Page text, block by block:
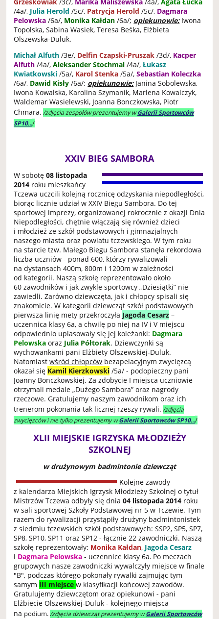
/4a/, Julia Herold /5c/, Patrycja Herold /5c/, Dagmara
Pelowska /6a/, Monika Kałdan /6a/; opiekunowie:Iwona
Topolska, Sabina Wasiek, Teresa Beśka, Elżbieta
Olszewska-Duluk.
Michał Alfuth /3e/, Delfin Czapski-Pruszak /3d/, Kacper
Alfuth /4a/,Aleksander Stochmal /4a/,Łukasz
Kwiatkowski /5a/, Karol Stenka /5a/,Sebastian Koleczka
/6a/, Dawid Kisły /6a/; opiekunowie:Janina Sobolewska,
Iwona Kowalska, Karolina Szymanik, Marlena Kowalczyk,
Waldemar Wasielewski, Joanna Bonczkowska, Piotr
Chmara. /zdjęcia zespołów prezentujemy wGalerii Sportowców
SP10.../
XXIV BIEG SAMBORA
W sobotę08 listopada
2014 roku mieszkańcy
Tczewa uczcili kolejną rocznicę odzyskania niepodległości,
biorąc licznie udział w XXIV Biegu Sambora. Do tej
sportowej imprezy, organizowanej rokrocznie z okazji Dnia
Niepodległości, chętnie włączają się również dzieci
i młodzież ze szkół podstawowych i gimnazjalnych
naszego miasta oraz powiatu tczewskiego. W tym roku
na starcie tzw. Małego Biegu Sambora stanęła rekordowa
liczba uczniów - ponad 600, którzy rywalizowali
na dystansach 400m, 800m i 1200m w zależności
od kategorii. Naszą szkołę reprezentowało około
60 zawodników i jak zwykle sportowcy „Dziesiątki” nie
zawiedli. Zarówno dziewczęta, jak i chłopcy spisali się
znakomicie.W kategorii dziewcząt szkół podstawowych
pierwsza linię mety przekroczyła Jagoda Cesarz –
uczennica klasy 6a, a chwilę po niej na IV i V miejscu
odpowiednio uplasowały się jej koleżanki: Dagmara
Pelowska oraz Julia Półtorak. Dziewczynki są
wychowankami pani Elżbiety Olszewskiej-Duluk.
Natomiastwśród chłopców bezapelacyjnym zwycięzcą
okazał się Kamil Kierzkowski /5a/ - podopieczny pani
Joanny Bonczkowskiej. Za zdobycie I miejsca uczniowie
otrzymali medale „Dużego Sambora” oraz nagrody
rzeczowe. Gratulujemy naszym zawodnikom oraz ich
trenerom pokonania tak licznej rzeszy rywali. /zdjęcia
zwycięzców i nie tylko prezentujemy wGalerii Sportowców SP10.../
XLII MIEJSKIE IGRZYSKA MŁODZIEŻY
SZKOLNEJ
w drużynowym badmintonie dziewcząt
Kolejne zawody
z kalendarza Miejskich Igrzysk Młodzieży Szkolnej o tytuł
Mistrzów Tczewa odbyły się dnia04 listopada 2014 roku
w sali sportowej Szkoły Podstawowej nr 5 w Tczewie. Tym
razem do rywalizacji przystąpiły drużyny badmintonistek
z siedmiu tczewskich szkół podstawowych: SSP2, SP5, SP7,
SP8, SP10, SP11 oraz SP12 - łącznie 22 zawodniczki. Naszą
szkołę reprezentowały: Monika Kałdan, Jagoda Cesarz
i Dagmara Pelowska - uczennice klasy 6a. Po meczach
grupowych nasze zawodniczki wywalczyły miejsce w finale
"B", podczas którego pokonały rywalki zajmując tym
samym III miejscew klasyfikacji końcowej zawodów.
Gratulujemy dziewczętom oraz opiekunowi - pani
Elżbiecie Olszewskiej-Duluk - kolejnego miejsca
na podium./zdjęcia dziewcząt prezentujemy wGalerii Sportowców